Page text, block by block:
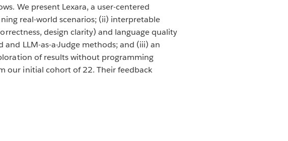
We present Lexara, a user-centered
real-world scenarios; (ii) interpretable
design clarity) and language quality
LLM-as-a-Judge methods; and (iii) an
of results without programming
our initial cohort of 22. Their feedback